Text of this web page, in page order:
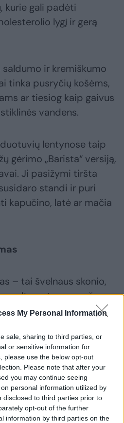
My Personal Information
sale, sharing to third parties, or
or sensitive information for
please use the below opt-out
Please note that after your
you may continue seeing
personal information utilized by
disclosed to third parties prior to
opt-out of the further
information by third parties on the
kurie gali padėti
lygį ir gerą
saldumo ir kremiškumo
tinka pusryčių košėms,
ar tiesiog kaip gaivus
vandens.
lentynose taip
gėrimo „Barista“ versiją,
Ji pasižymi tiršta
standi ir puri
kapučino, latė ar mačia
– tai švelnaus skonio,
alternatyva, ypač
gėrimas sujungia ryžių
vertę su kokosų
sukuriant
egzotišką skonį.
ir švelnaus skonio